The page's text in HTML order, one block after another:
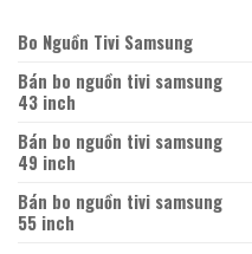
Bo Nguồn Tivi Samsung
Bán bo nguồn tivi samsung
43 inch
Bán bo nguồn tivi samsung
49 inch
Bán bo nguồn tivi samsung
55 inch